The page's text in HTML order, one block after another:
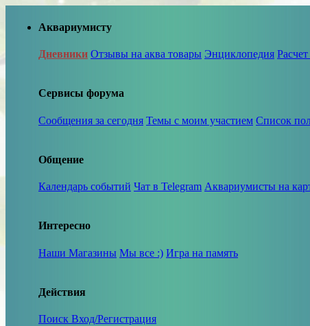
Аквариумисту
Дневники Отзывы на аква товары Энциклопедия
Сервисы форума
Сообщения за сегодня Темы с моим участием Список
Общение
Календарь событий Чат в Telegram Аквариумисты на
Интересно
Наши Магазины Мы все :) Игра на память
Действия
Поиск Вход/Регистрация